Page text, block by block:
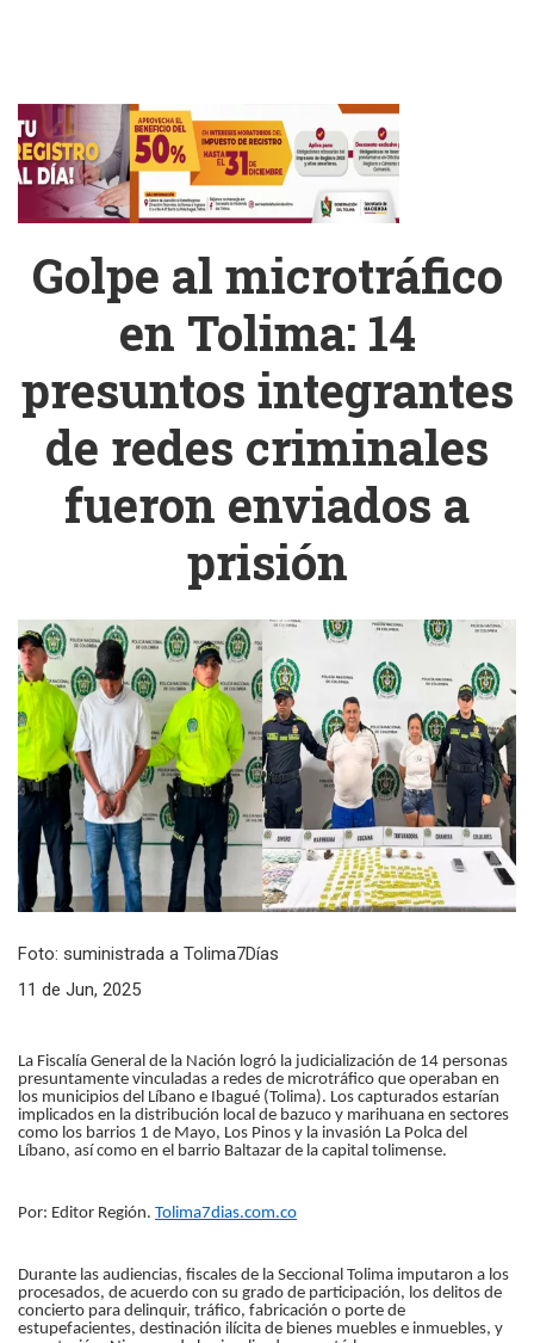
Golpe al microtráfico
en Tolima: 14
presuntos integrantes
de redes criminales
fueron enviados a
prisión
Foto: suministrada a Tolima7Días
11 de Jun, 2025
La Fiscalía General de la Nación logró la judicialización de 14 personas
presuntamente vinculadas a redes de microtráfico que operaban en
los municipios del Líbano e Ibagué (Tolima). Los capturados estarían
implicados en la distribución local de bazuco y marihuana en sectores
como los barrios 1 de Mayo, Los Pinos y la invasión La Polca del
Líbano, así como en el barrio Baltazar de la capital tolimense.
Por: Editor Región. Tolima7dias.com.co
Durante las audiencias, fiscales de la Seccional Tolima imputaron a los
procesados, de acuerdo con su grado de participación, los delitos de
concierto para delinquir, tráfico, fabricación o porte de
estupefacientes, destinación ilícita de bienes muebles e inmuebles, y